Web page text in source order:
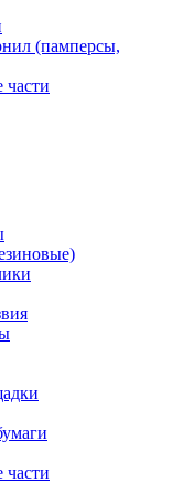
(памперсы,
части
части